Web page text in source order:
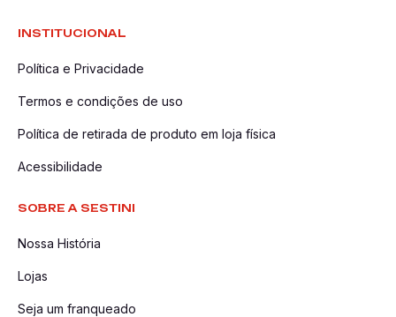
INSTITUCIONAL
Política e Privacidade
Termos e condições de uso
Política de retirada de produto em loja física
Acessibilidade
SOBRE A SESTINI
Nossa História
Lojas
Seja um franqueado